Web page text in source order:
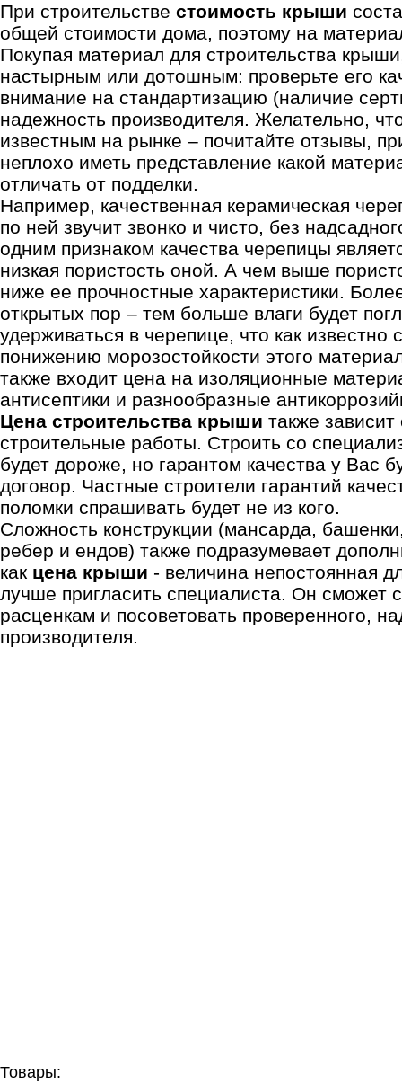
При строительстве стоимость крыши
общей стоимости дома, поэтому на
Покупая материал для строительства
настырным или дотошным: проверьте его
внимание на стандартизацию (наличие
надежность производителя. Желательно,
известным на рынке – почитайте отзывы,
неплохо иметь представление какой
отличать от подделки.
Например, качественная керамическая
по ней звучит звонко и чисто, без
одним признаком качества черепицы
низкая пористость оной. А чем выше
ниже ее прочностные характеристики.
открытых пор – тем больше влаги будет
удерживаться в черепице, что как известно
понижению морозостойкости этого
также входит цена на изоляционные
антисептики и разнообразные
Цена строительства крыши также
строительные работы. Строить со
будет дороже, но гарантом качества у Вас
договор. Частные строители гарантий
поломки спрашивать будет не из кого.
Сложность конструкции (мансарда,
ребер и ендов) также подразумевает
как цена крыши - величина непостоянная
лучше пригласить специалиста. Он сможет
расценкам и посоветовать проверенного,
производителя.
Товары: